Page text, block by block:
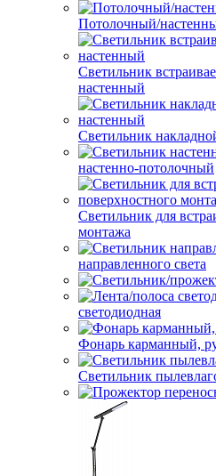
Потолочный/
Светильник
настенный
Светильник
настенно-потолочный
Светильник для
монтажа
направленного света
светодиодная
Фонарь карманный,
Светильник